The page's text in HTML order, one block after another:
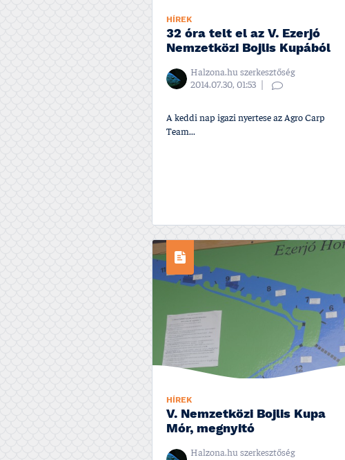
HÍREK
32 óra telt el az V. Ezerjó
Nemzetközi Bojlis Kupából
Halzona.hu szerkesztőség
2014.07.30, 01:53
A keddi nap igazi nyertese az Agro Carp
Team...
HÍREK
V. Nemzetközi Bojlis Kupa
Mór, megnyitó
Halzona.hu szerkesztőség